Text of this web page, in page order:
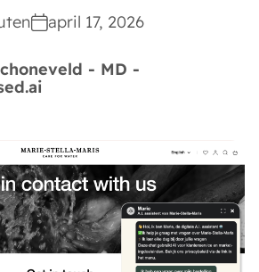
april 17, 2026
- MD -